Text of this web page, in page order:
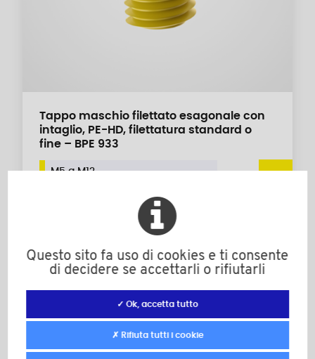
Tappo maschio filettato esagonale con
intaglio, PE-HD, filettatura standard o
fine – BPE 933
M5 a M12
Questo sito fa uso di cookies e ti consente
di decidere se accettarli o rifiutarli
✓ Ok, accetta tutto
✗ Rifiuta tutti i cookie